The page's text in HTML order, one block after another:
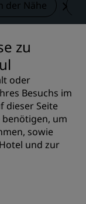
der Nähe
zu
oder
Besuchs im
dieser Seite
um
sowie
und zur